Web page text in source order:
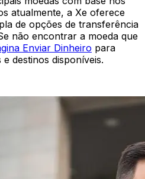
atualmente, a Xe oferece
de opções de transferência
não encontrar a moeda que
Enviar Dinheiro para
destinos disponíveis.